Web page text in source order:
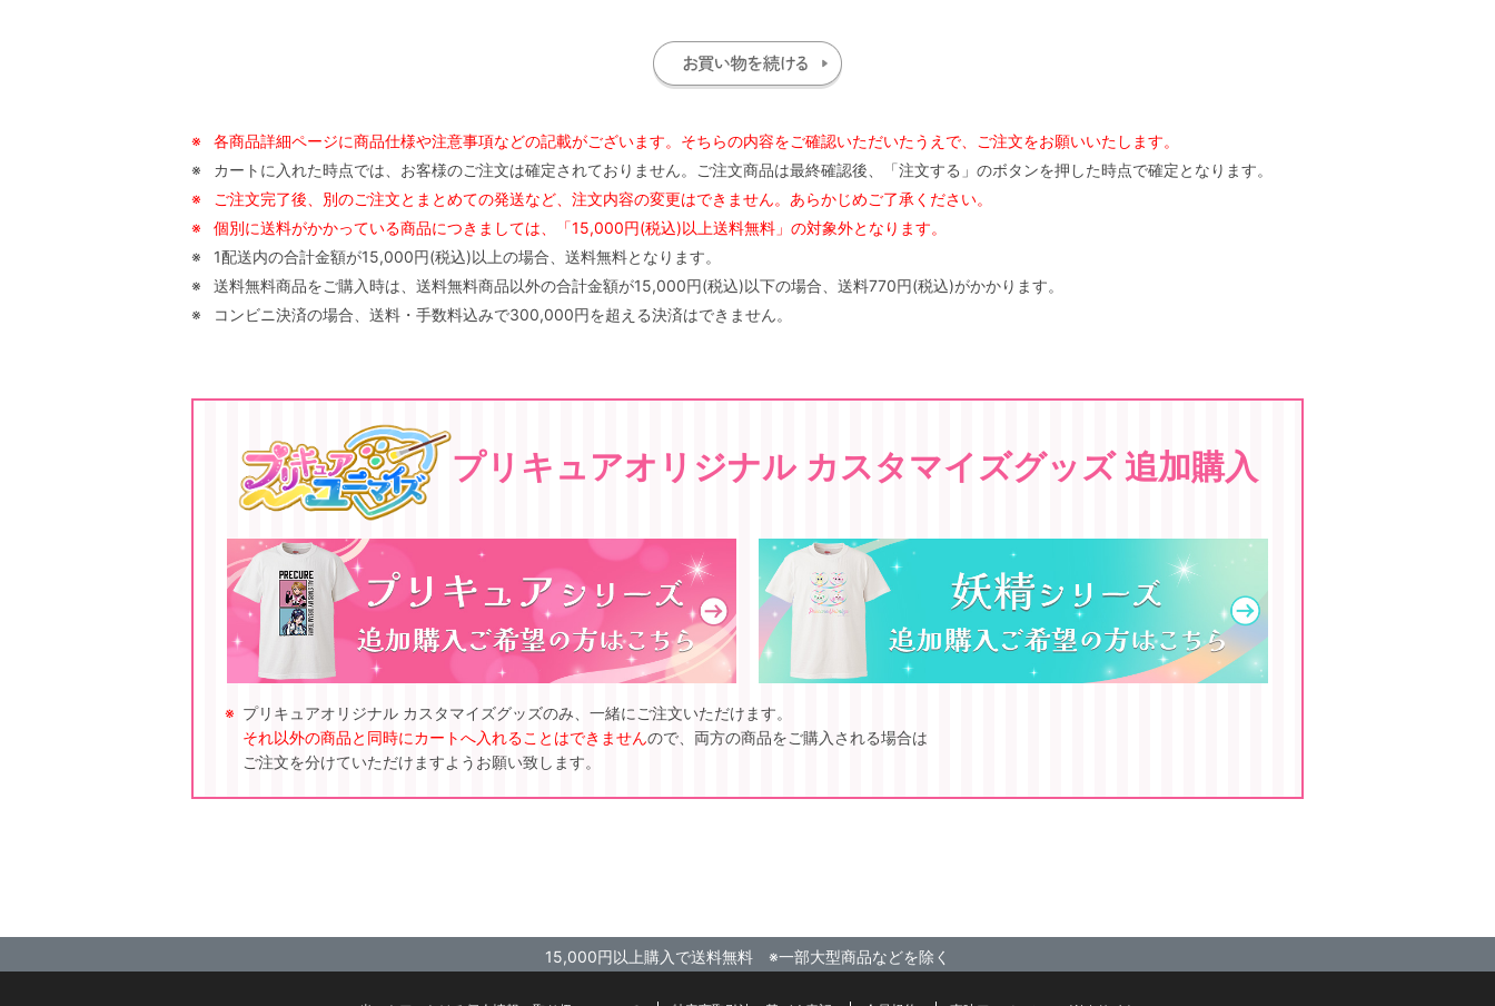
※
各商品詳細ページに商品仕様や注意事項などの記載がございます。そちらの内容をご確認いただいたうえで、ご注文をお願いいたします。
※
カートに入れた時点では、お客様のご注文は確定されておりません。ご注文商品は最終確認後、「注文する」のボタンを押した時点で確定となります。
※
ご注文完了後、別のご注文とまとめての発送など、注文内容の変更はできません。あらかじめご了承ください。
※
個別に送料がかかっている商品につきましては、「15,000円(税込)以上送料無料」の対象外となります。
※
1配送内の合計金額が15,000円(税込)以上の場合、送料無料となります。
※
送料無料商品をご購入時は、送料無料商品以外の合計金額が15,000円(税込)以下の場合、送料770円(税込)がかかります。
※
コンビニ決済の場合、送料・手数料込みで300,000円を超える決済はできません。
プリキュアオリジナル カスタマイズグッズ 追加購入
プリキュアオリジナル カスタマイズグッズのみ、一緒にご注文いただけます。
それ以外の商品と同時にカートへ入れることはできませんので、両方の商品をご購入される場合は
ご注文を分けていただけますようお願い致します。
15,000円以上購入で送料無料 ※一部大型商品などを除く